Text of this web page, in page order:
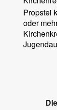
Propstei
oder